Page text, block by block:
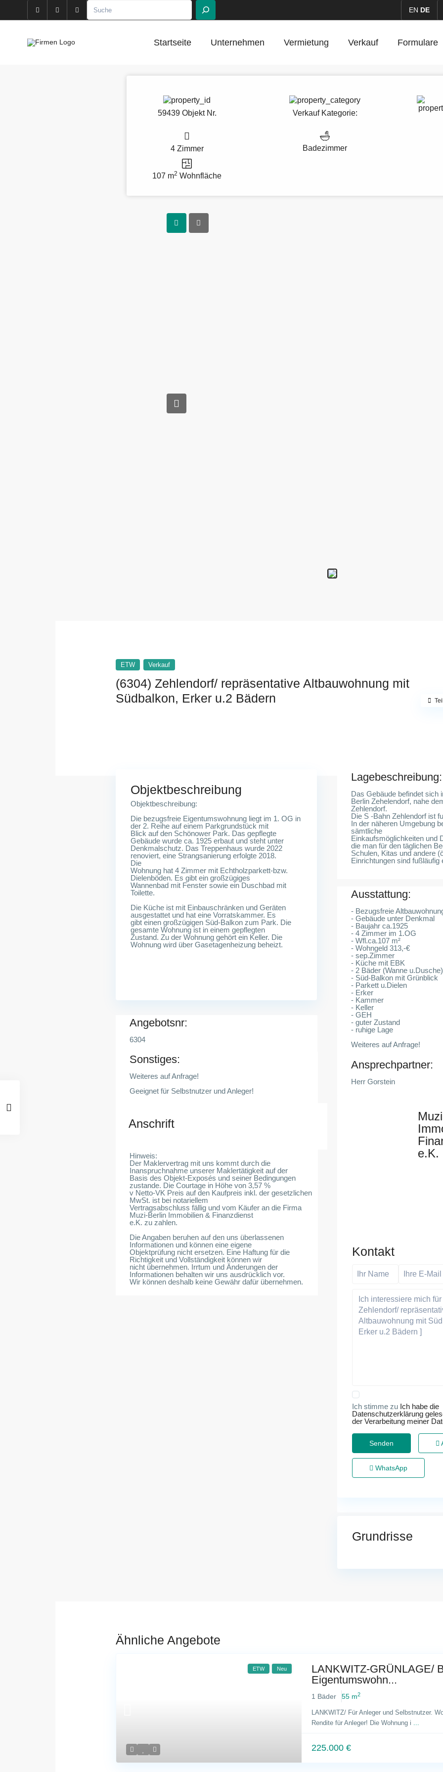
EN DE
Startseite Unternehmen Vermietung Verkauf Formulare
59439 Objekt Nr. VerkaufKategorie:
4 Zimmer Badezimmer
107 m2 Wohnfläche
ETW Verkauf
(6304) Zehlendorf/ repräsentative Altbauwohnung mit
Südbalkon, Erker u.2 Bädern
Objektbeschreibung
Objektbeschreibung:
Die bezugsfreie Eigentumswohnung liegt im 1. OG in
der 2. Reihe auf einem Parkgrundstück mit
Blick auf den Schönower Park. Das gepflegte
Gebäude wurde ca. 1925 erbaut und steht unter
Denkmalschutz. Das Treppenhaus wurde 2022
renoviert, eine Strangsanierung erfolgte 2018.
Die
Wohnung hat 4 Zimmer mit Echtholzparkett-bzw.
Dielenböden. Es gibt ein großzügiges
Wannenbad mit Fenster sowie ein Duschbad mit
Toilette.
Die Küche ist mit Einbauschränken und Geräten
ausgestattet und hat eine Vorratskammer. Es
gibt einen großzügigen Süd-Balkon zum Park. Die
gesamte Wohnung ist in einem gepflegten
Zustand. Zu der Wohnung gehört ein Keller. Die
Wohnung wird über Gasetagenheizung beheizt.
Angebotsnr:
6304
Sonstiges:
Weiteres auf Anfrage!
Geeignet für Selbstnutzer und Anleger!
Anschrift
Hinweis:
Der Maklervertrag mit uns kommt durch die
Inanspruchnahme unserer Maklertätigkeit auf der
Basis des Objekt-Exposés und seiner Bedingungen
zustande. Die Courtage in Höhe von 3,57 %
v Netto-VK Preis auf den Kaufpreis inkl. der gesetzlichen
MwSt. ist bei notariellem
Vertragsabschluss fällig und vom Käufer an die Firma
Muzi-Berlin Immobilien & Finanzdienst
e.K. zu zahlen.
Die Angaben beruhen auf den uns überlassenen
Informationen und können eine eigene
Objektprüfung nicht ersetzen. Eine Haftung für die
Richtigkeit und Vollständigkeit können wir
nicht übernehmen. Irrtum und Änderungen der
Informationen behalten wir uns ausdrücklich vor.
Wir können deshalb keine Gewähr dafür übernehmen.
Lagebeschreibung:
Das Gebäude befindet sich
Berlin Zehelendorf, nahe
Zehlendorf.
Die S -Bahn Zehlendorf ist
In der näheren Umgebung
sämtliche
Einkaufsmöglichkeiten und
die man für den täglichen
Schulen, Kitas und andere
Einrichtungen sind fußläufig
Ausstattung:
- Bezugsfreie
- Gebäude unter Denkmal
- Baujahr ca.1925
- 4 Zimmer im 1.OG
- Wfl.ca.107 m²
- Wohngeld 313,-€
- sep.Zimmer
- Küche mit EBK
- 2 Bäder (Wanne u.Dusche)
- Süd-Balkon mit Grünblick
- Parkett u.Dielen
- Erker
- Kammer
- Keller
- GEH
- guter Zustand
- ruhige Lage
Weiteres auf Anfrage!
Ansprechpartner:
Herr Gorstein
Muzi
e.K.
Kontakt
Ich stimme zu Ich habe die
Datenschutzerklärung
der Verarbeitung meiner
WhatsApp
Grundrisse
Ähnliche Angebote
ETW Neu
LANKWITZ-GRÜNLAGE/
Eigentumswohn...
1 Bäder 55 m2
LANKWITZ/ Für Anleger und Selbstnutzer.
Rendite für Anleger! Die Wohnung i ...
225.000 €